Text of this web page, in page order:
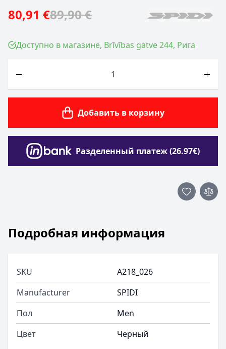
80,91 €89,90 €
Доступно в магазине, Brīvības gatve 244, Рига
Добавить в корзину
Разделенный платеж (26.97€)
Подробная информация
SKU
A218_026
Manufacturer
SPIDI
Пол
Men
Цвет
Черный